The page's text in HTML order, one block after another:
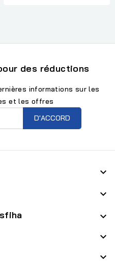
des réductions
informations sur les
et les offres




